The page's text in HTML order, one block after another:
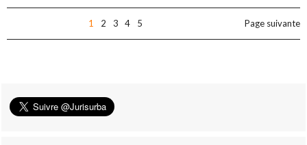
1 2 3 4 5 Page suivante